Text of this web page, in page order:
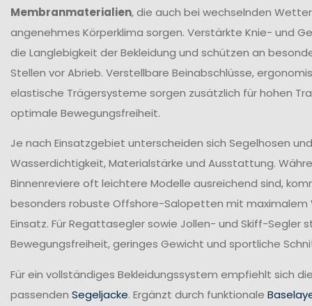
Membranmaterialien, die auch bei wechselnden
angenehmes Körperklima sorgen. Verstärkte Knie- und
die Langlebigkeit der Bekleidung und schützen an
Stellen vor Abrieb. Verstellbare Beinabschlüsse,
elastische Trägersysteme sorgen zusätzlich für hohen
optimale Bewegungsfreiheit.
Je nach Einsatzgebiet unterscheiden sich Segelhosen
Wasserdichtigkeit, Materialstärke und Ausstattung.
Binnenreviere oft leichtere Modelle ausreichend sind,
besonders robuste Offshore-Salopetten mit
Einsatz. Für Regattasegler sowie Jollen- und Skiff-Segler
Bewegungsfreiheit, geringes Gewicht und sportliche
Für ein vollständiges Bekleidungssystem empfiehlt sich
passenden Segeljacke. Ergänzt durch funktionale